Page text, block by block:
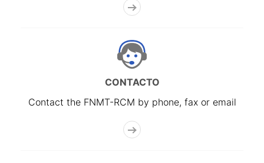
CONTACTO
Contact the FNMT-RCM by phone, fax or email